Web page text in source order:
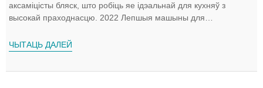
аксаміцісты бляск, што робіць яе ідэальнай для кухняў з
высокай праходнасцю. 2022 Лепшыя машыны для
ЧЫТАЦЬ ДАЛЕЙ